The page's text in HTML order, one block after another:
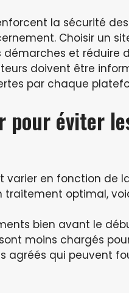
la sécurité
Choisir un
et réduire
doivent être
par chaque
pour éviter
varier en fonction de
traitement optimal,
bien avant le
moins chargés
agréés qui peuvent